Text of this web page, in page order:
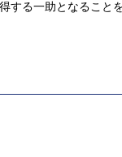
る一助となること